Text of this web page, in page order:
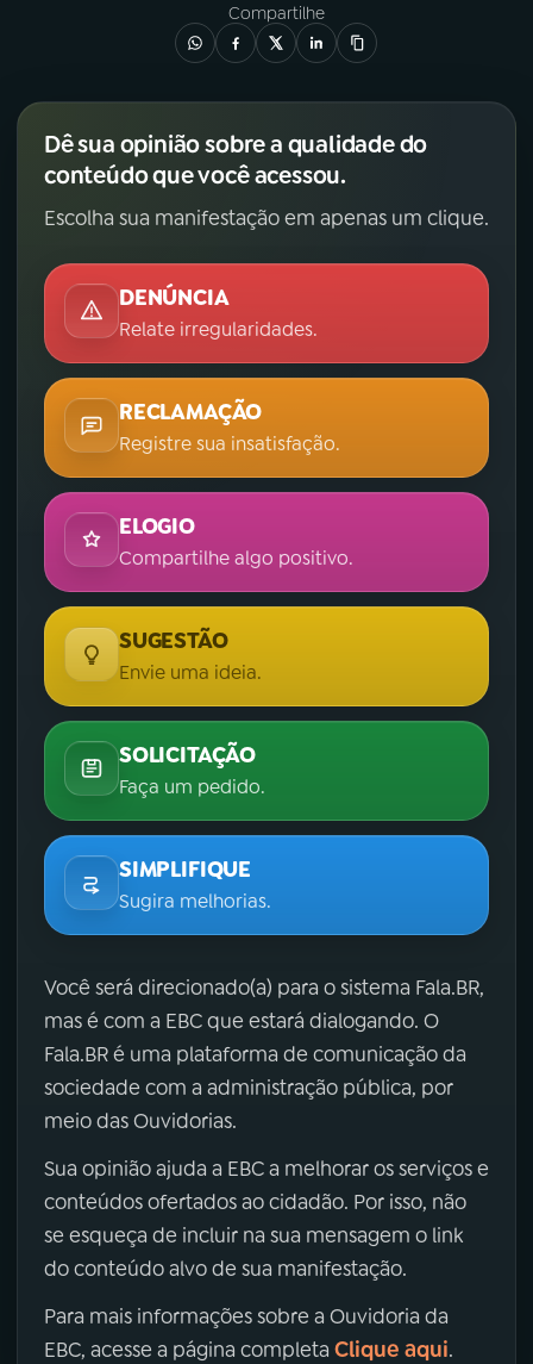
Compartilhe
Dê sua opinião sobre a qualidade do
conteúdo que você acessou.
Escolha sua manifestação em apenas um clique.
DENÚNCIA
Relate irregularidades.
RECLAMAÇÃO
Registre sua insatisfação.
ELOGIO
Compartilhe algo positivo.
SUGESTÃO
Envie uma ideia.
SOLICITAÇÃO
Faça um pedido.
SIMPLIFIQUE
Sugira melhorias.
Você será direcionado(a) para o sistema Fala.BR,
mas é com a EBC que estará dialogando. O
Fala.BR é uma plataforma de comunicação da
sociedade com a administração pública, por
meio das Ouvidorias.
Sua opinião ajuda a EBC a melhorar os serviços e
conteúdos ofertados ao cidadão. Por isso, não
se esqueça de incluir na sua mensagem o link
do conteúdo alvo de sua manifestação.
Para mais informações sobre a Ouvidoria da
EBC, acesse a página completa Clique aqui.